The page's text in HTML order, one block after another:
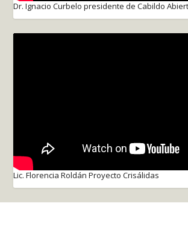
Dr. Ignacio Curbelo presidente de Cabildo
Lic. Florencia Roldán Proyecto Crisálidas